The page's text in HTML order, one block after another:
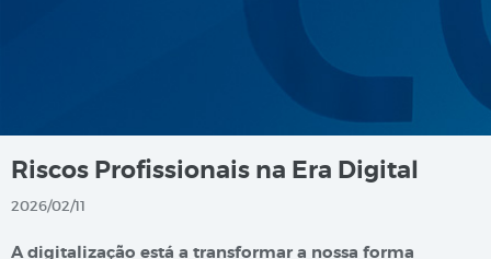
Riscos Profissionais na Era Digital
2026/02/11
A digitalização está a transformar a nossa forma